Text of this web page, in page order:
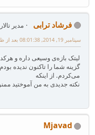
فرشاد ترابی
مدیر تالار
سپتامبر 19, 2014, 08:01:38 بعد از ظهر
لیتک بازه‌ی وسیعی داره و
گزینه شما را تاکنون ندیده
می‌کردم. از اینکه
نکته جدیدی به من آموختید
Mjavad